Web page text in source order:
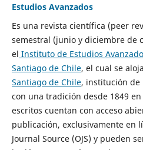
Estudios Avanzados
Es una revista científica (peer
semestral (junio y diciembre de
el Instituto de Estudios
Santiago de Chile, el cual se
Santiago de Chile, institución de
con una tradición desde 1849
escritos cuentan con acceso
publicación, exclusivamente en
Journal Source (OJS) y pueden